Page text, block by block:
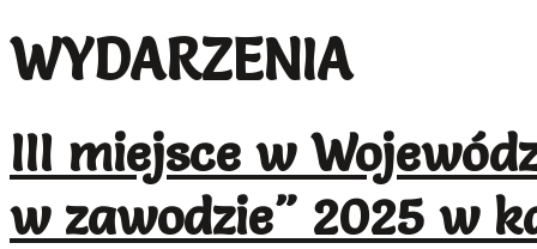
WYDARZENIA
III miejsce w
w zawodzie" 2025 w